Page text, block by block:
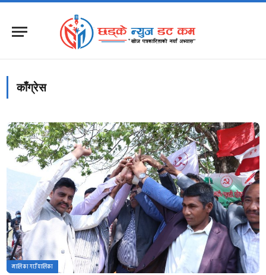
काँग्रेस
मालिका गाउँपालिका